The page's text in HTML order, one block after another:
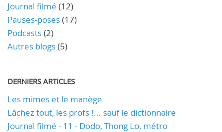
Journal filmé (12)
Pauses-poses(17)
Podcasts(2)
Autres blogs(5)
DERNIERS ARTICLES
Les mimes et le manège
Lâchez tout, les profs !... sauf le dictionnaire
Journal filmé - 11 - Dodo, Thong Lo, métro